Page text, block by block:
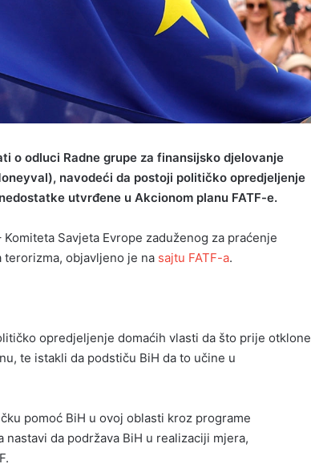
o odluci Radne grupe za finansijsko djelovanje
navodeći da postoji političko opredjeljenje
utvrđene u Akcionom planu FATF-e.
Komiteta Savjeta Evrope zaduženog za praćenje
terorizma, objavljeno je na sajtu FATF-a.
opredjeljenje domaćih vlasti da što prije otklone
te istakli da podstiču BiH da to učine u
pomoć BiH u ovoj oblasti kroz programe
da podržava BiH u realizaciji mjera,